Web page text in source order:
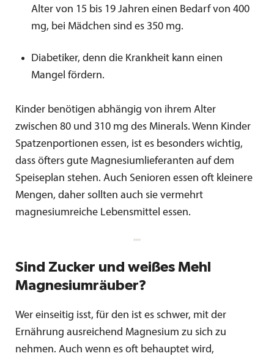
Alter von 15 bis 19 Jahren einen Bedarf von 400
mg, bei Mädchen sind es 350 mg.
Diabetiker, denn die Krankheit kann einen
Mangel fördern.
Kinder benötigen abhängig von ihrem Alter
zwischen 80 und 310 mg des Minerals. Wenn Kinder
Spatzenportionen essen, ist es besonders wichtig,
dass öfters gute Magnesiumlieferanten auf dem
Speiseplan stehen. Auch Senioren essen oft kleinere
Mengen, daher sollten auch sie vermehrt
magnesiumreiche Lebensmittel essen.
Sind Zucker und weißes Mehl
Magnesiumräuber?
Wer einseitig isst, für den ist es schwer, mit der
Ernährung ausreichend Magnesium zu sich zu
nehmen. Auch wenn es oft behauptet wird,